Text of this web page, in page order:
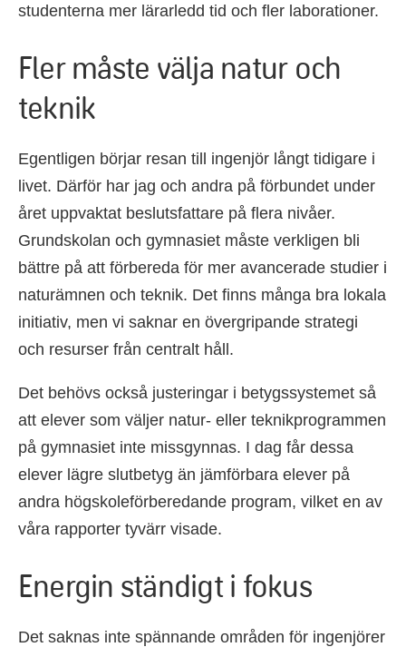
studenterna mer lärarledd tid och fler laborationer.
Fler måste välja natur och
teknik
Egentligen börjar resan till ingenjör långt tidigare i
livet. Därför har jag och andra på förbundet under
året uppvaktat beslutsfattare på flera nivåer.
Grundskolan och gymnasiet måste verkligen bli
bättre på att förbereda för mer avancerade studier i
naturämnen och teknik. Det finns många bra lokala
initiativ, men vi saknar en övergripande strategi
och resurser från centralt håll.
Det behövs också justeringar i betygssystemet så
att elever som väljer natur- eller teknikprogrammen
på gymnasiet inte missgynnas. I dag får dessa
elever lägre slutbetyg än jämförbara elever på
andra högskoleförberedande program, vilket en av
våra rapporter tyvärr visade.
Energin ständigt i fokus
Det saknas inte spännande områden för ingenjörer